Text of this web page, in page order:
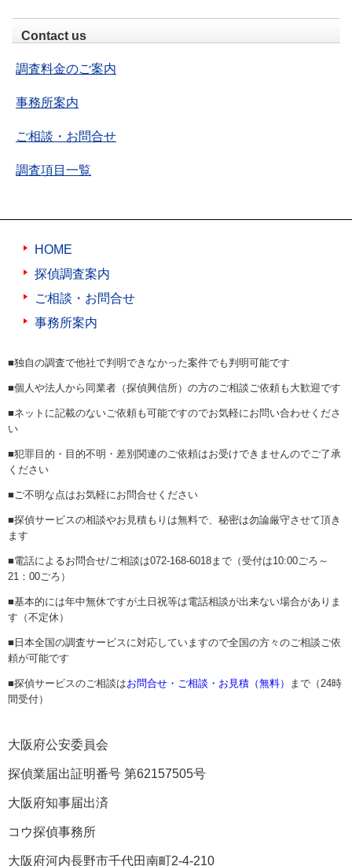
Contact us
調査料金のご案内
事務所案内
ご相談・お問合せ
調査項目一覧
HOME
探偵調査案内
ご相談・お問合せ
事務所案内
■独自の調査で他社で判明できなかった案件でも判明可能です
■個人や法人から同業者（探偵興信所）の方のご相談ご依頼も大歓迎です
■ネットに記載のないご依頼も可能ですのでお気軽にお問い合わせくださ
い
■犯罪目的・目的不明・差別関連のご依頼はお受けできませんのでご了承
ください
■ご不明な点はお気軽にお問合せください
■探偵サービスの相談やお見積もりは無料で、秘密は勿論厳守させて頂き
ます
■電話によるお問合せ/ご相談は072-168-6018まで（受付は10:00ごろ～
21：00ごろ）
■基本的には年中無休ですが土日祝等は電話相談が出来ない場合がありま
す（不定休）
■日本全国の調査サービスに対応していますので全国の方々のご相談ご依
頼が可能です
■探偵サービスのご相談はお問合せ・ご相談・お見積（無料）
まで（24時
間受付）
大阪府公安委員会
探偵業届出証明番号 第62157505号
大阪府知事届出済
コウ探偵事務所
大阪府河内長野市千代田南町2-4-210